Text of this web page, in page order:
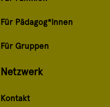
Für Pädagog*innen
Für Gruppen
Netzwerk
Kontakt